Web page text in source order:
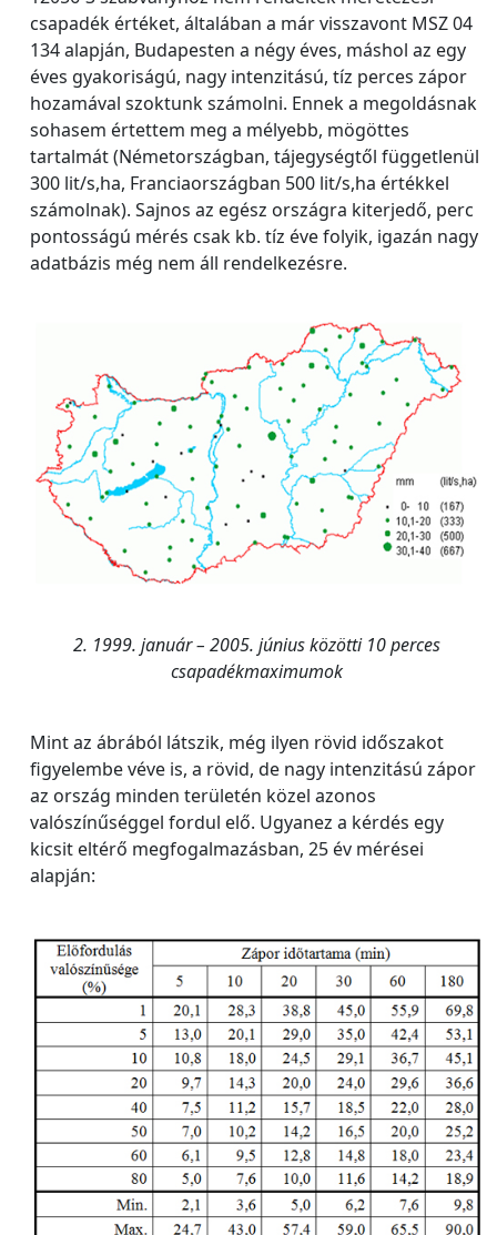
csapadék értéket, általában a már visszavont MSZ 04
134 alapján, Budapesten a négy éves, máshol az egy
éves gyakoriságú, nagy intenzitású, tíz perces zápor
hozamával szoktunk számolni. Ennek a megoldásnak
sohasem értettem meg a mélyebb, mögöttes
tartalmát (Németországban, tájegységtől függetlenül
300 lit/s,ha, Franciaországban 500 lit/s,ha értékkel
számolnak). Sajnos az egész országra kiterjedő, perc
pontosságú mérés csak kb. tíz éve folyik, igazán nagy
adatbázis még nem áll rendelkezésre.
2. 1999. január – 2005. június közötti 10 perces
csapadékmaximumok
Mint az ábrából látszik, még ilyen rövid időszakot
figyelembe véve is, a rövid, de nagy intenzitású zápor
az ország minden területén közel azonos
valószínűséggel fordul elő. Ugyanez a kérdés egy
kicsit eltérő megfogalmazásban, 25 év mérései
alapján: